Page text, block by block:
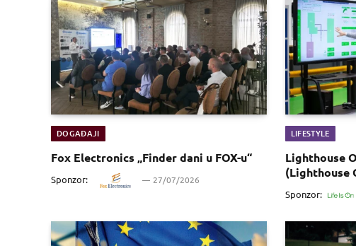
DOGAĐAJI
Fox Electronics „Finder dani u FOX-u“
Sponzor: 27/07/2026
LIFESTYLE
Lighthouse
(Lighthouse
Sponzor: